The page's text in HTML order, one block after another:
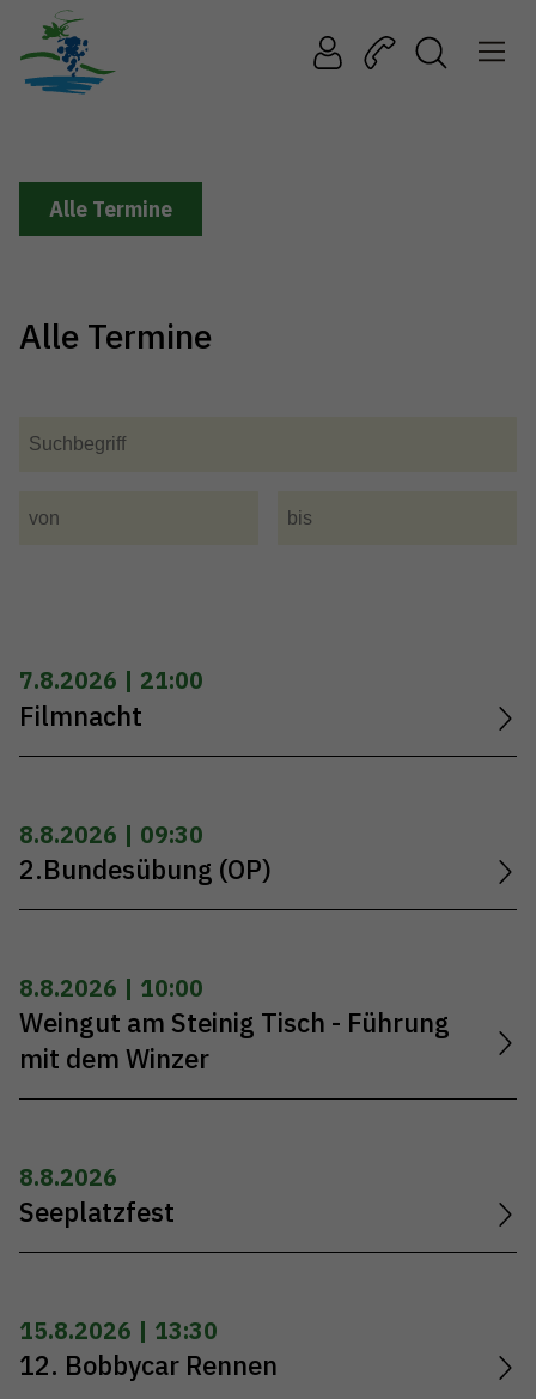
Alle Termine
Alle Termine
7.8.2026 | 21:00
Filmnacht
8.8.2026 | 09:30
2.Bundesübung (OP)
8.8.2026 | 10:00
Weingut am Steinig Tisch - Führung
mit dem Winzer
8.8.2026
Seeplatzfest
15.8.2026 | 13:30
12. Bobbycar Rennen